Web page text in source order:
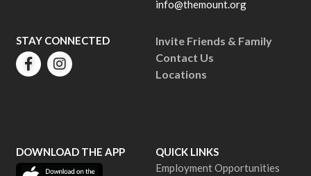
info@themount.org
Invite Friends & Family
Contact Us
Locations
STAY CONNECTED
DOWNLOAD THE APP
QUICK LINKS
Employment Opportunities